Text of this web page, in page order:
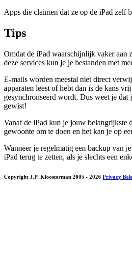
Apps die claimen dat ze op de iPad zelf
Tips
Omdat de iPad waarschijnlijk vaker aan
deze services kun je je bestanden met
E-mails worden meestal niet direct
apparaten leest of hebt dan is de kans
gesynchronseerd wordt. Dus weet je dat
gewist!
Vanaf de iPad kun je jouw belangrijkste
gewoonte om te doen en het kan je op
Wanneer je regelmatig een backup van
iPad terug te zetten, als je slechts een
Copyright J.P. Kloosterman 2005 - 2026 Privacy